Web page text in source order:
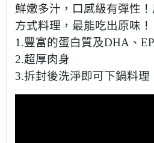
鮮嫩多汁，口感級有彈性
方式料理，最能吃出原味！
1.豐富的蛋白質及DHA、
2.超厚肉身
3.拆封後洗淨即可下鍋料理